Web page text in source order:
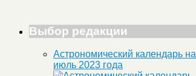
Выбор редакции
Астрономический календарь на
июль 2023 года